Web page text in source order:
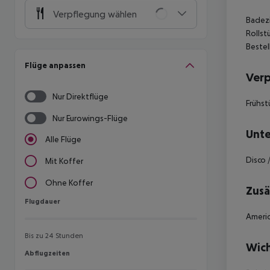
Verpflegung wählen
Flüge anpassen
Nur Direktflüge
Nur Eurowings-Flüge
Alle Flüge
Mit Koffer
Ohne Koffer
Flugdauer
Flugdauer
Bis zu 24 Stunden
Abflugzeiten
Abflugzeiten
Disco